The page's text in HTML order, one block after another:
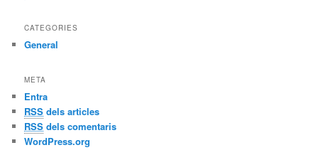
CATEGORIES
General
META
Entra
RSS dels articles
RSS dels comentaris
WordPress.org